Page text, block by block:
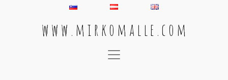
w w w . m i r k o m a l l e . c o m
Main Navigation